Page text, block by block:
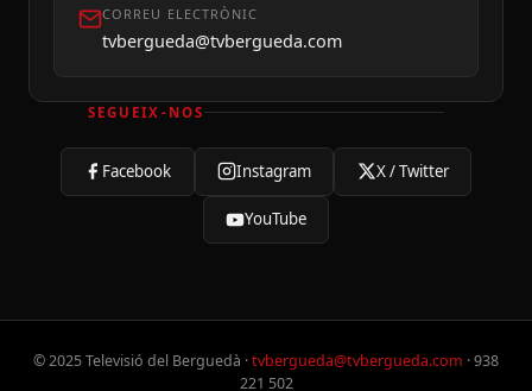
CORREU ELECTRÒNIC
tvbergueda@tvbergueda.com
SEGUEIX-NOS
Facebook Instagram X / Twitter
YouTube
© 2025 Televisió del Berguedà ·tvbergueda@tvbergueda.com · 938
221 502